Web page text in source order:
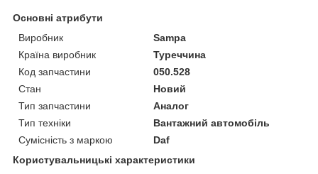
Основні атрибути
Виробник
Sampa
Країна виробник
Туреччина
Код запчастини
050.528
Стан
Новий
Тип запчастини
Аналог
Тип техніки
Вантажний автомобіль
Сумісність з маркою
Daf
Користувальницькі характеристики